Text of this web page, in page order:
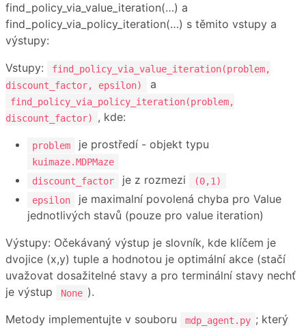
find_policy_via_value_iteration(…) a
find_policy_via_policy_iteration(…) s těmito vstupy a
výstupy:
Vstupy:
find_policy_via_value_iteration(problem,
discount_factor, epsilon)
a
find_policy_via_policy_iteration(problem,
discount_factor)
, kde:
problem je prostředí - objekt typu
kuimaze.MDPMaze
discount_factor
je z rozmezi
(0,1)
epsilon
je maximalní povolená chyba pro Value
jednotlivých stavů (pouze pro value iteration)
Výstupy: Očekávaný výstup je slovník, kde klíčem je
dvojice (x,y) tuple a hodnotou je optimální akce (stačí
uvažovat dosažitelné stavy a pro terminální stavy nechť
je výstup
None ).
Metody implementujte v souboru
mdp_agent.py ; který